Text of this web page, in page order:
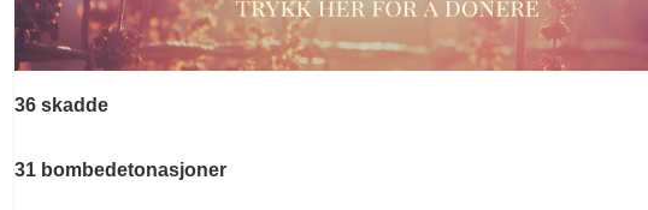
36 skadde
31 bombedetonasjoner